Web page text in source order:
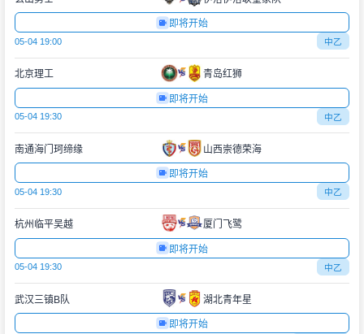
即将开始
05-04 19:00 中乙
北京理工 青岛红狮
即将开始
05-04 19:30 中乙
南通海门珂缔缘 山西崇德荣海
即将开始
05-04 19:30 中乙
杭州临平吴越 厦门飞鹭
即将开始
05-04 19:30 中乙
武汉三镇B队 湖北青年星
即将开始